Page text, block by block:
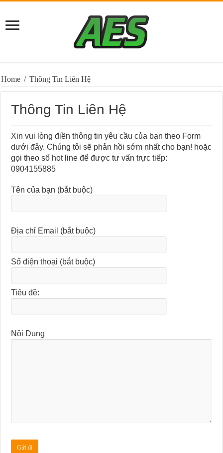
Home / Thông Tin Liên Hệ
Thông Tin Liên Hệ
Xin vui lòng điền thông tin yêu cầu của bạn theo Form
dưới đây. Chúng tôi sẽ phản hồi sớm nhất cho bạn! hoặc
gọi theo số hot line để được tư vấn trực tiếp:
0904155885
Tên của bạn (bắt buộc)
Địa chỉ Email (bắt buộc)
Số điện thoại (bắt buộc)
Tiêu đề:
Nội Dung